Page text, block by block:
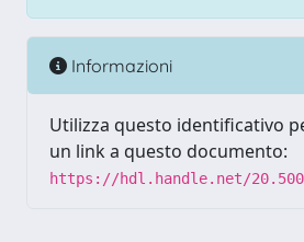
Informazioni
Utilizza questo identificativo
un link a questo documento:
https://hdl.handle.net/